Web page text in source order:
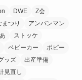
DWE
Z会
まつり
アンパンマン
ストッケ
ベビーカー
ポピー
ッズ
出産準備
見直し